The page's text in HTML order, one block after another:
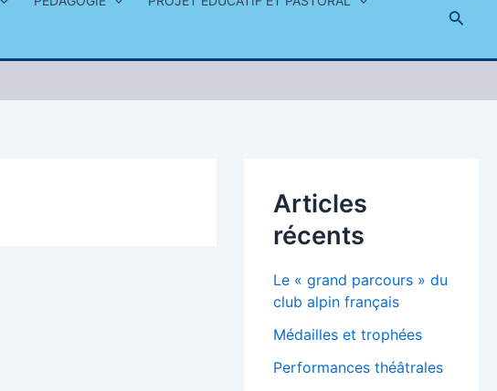
Articles
récents
Le « grand parcours » du
club alpin français
Médailles et trophées
Performances théâtrales